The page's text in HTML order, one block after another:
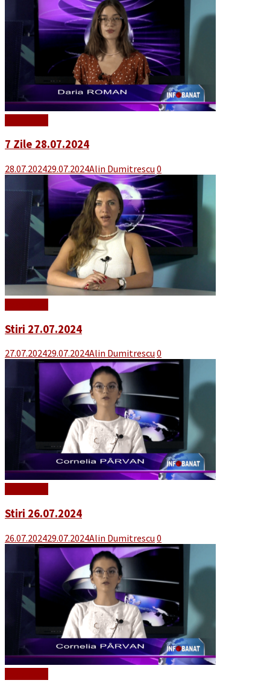
7 Zile 28.07.2024
28.07.202429.07.2024Alin Dumitrescu 0
Stiri 27.07.2024
27.07.202429.07.2024Alin Dumitrescu 0
Stiri 26.07.2024
26.07.202429.07.2024Alin Dumitrescu 0